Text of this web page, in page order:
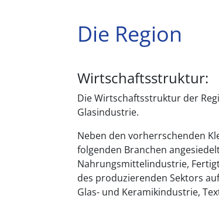
Die Region
Wirtschaftsstruktur:
Die Wirtschaftsstruktur der
Glasindustrie.
Neben den vorherrschenden
folgenden Branchen
Nahrungsmittelindustrie,
des produzierenden Sektors
Glas- und Keramikindustrie,